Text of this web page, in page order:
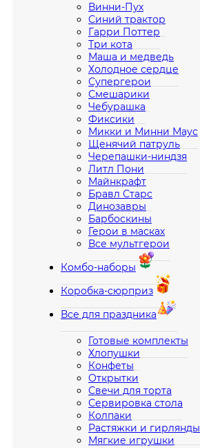
Винни-Пух
Синий трактор
Гарри Поттер
Три кота
Маша и медведь
Холодное сердце
Супергерои
Смешарики
Чебурашка
Фиксики
Микки и Минни Маус
Щенячий патруль
Черепашки-ниндзя
Литл Пони
Майнкрафт
Бравл Старс
Динозавры
Барбоскины
Герои в масках
Все мультгерои
Комбо-наборы
Коробка-сюрприз
Все для праздника
Готовые комплекты
Хлопушки
Конфеты
Открытки
Свечи для торта
Сервировка стола
Колпаки
Растяжки и гирлянды
Мягкие игрушки